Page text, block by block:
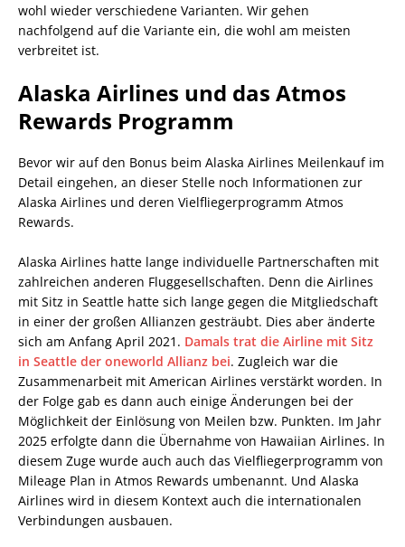
wohl wieder verschiedene Varianten. Wir gehen
nachfolgend auf die Variante ein, die wohl am meisten
verbreitet ist.
Alaska Airlines und das Atmos
Rewards Programm
Bevor wir auf den Bonus beim Alaska Airlines Meilenkauf im
Detail eingehen, an dieser Stelle noch Informationen zur
Alaska Airlines und deren Vielfliegerprogramm Atmos
Rewards.
Alaska Airlines hatte lange individuelle Partnerschaften mit
zahlreichen anderen Fluggesellschaften. Denn die Airlines
mit Sitz in Seattle hatte sich lange gegen die Mitgliedschaft
in einer der großen Allianzen gesträubt. Dies aber änderte
sich am Anfang April 2021. Damals trat die Airline mit Sitz
in Seattle der oneworld Allianz bei. Zugleich war die
Zusammenarbeit mit American Airlines verstärkt worden. In
der Folge gab es dann auch einige Änderungen bei der
Möglichkeit der Einlösung von Meilen bzw. Punkten. Im Jahr
2025 erfolgte dann die Übernahme von Hawaiian Airlines. In
diesem Zuge wurde auch auch das Vielfliegerprogramm von
Mileage Plan in Atmos Rewards umbenannt. Und Alaska
Airlines wird in diesem Kontext auch die internationalen
Verbindungen ausbauen.